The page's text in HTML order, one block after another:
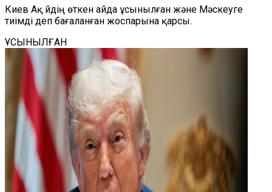
Киев Ақ Үйдің өткен айда ұсынылған және Мәскеуге
тиімді деп бағаланған жоспарына қарсы.
ҰСЫНЫЛҒАН